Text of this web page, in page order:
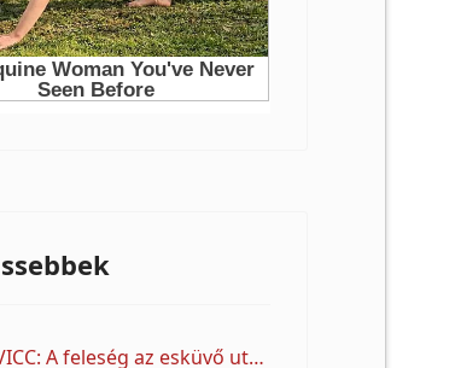
VICC: A feleség az esküvő után színt vall a férjének.